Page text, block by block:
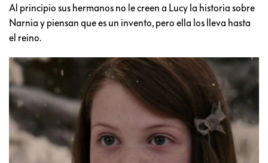
Al principio sus hermanos no le creen a Lucy la historia sobre
Narnia y piensan que es un invento, pero ella los lleva hasta
el reino.